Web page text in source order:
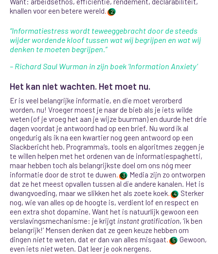
knallen voor een betere wereld. 2
“Informatiestress wordt teweeggebracht door de steeds
wijder wordende kloof tussen wat wij begrijpen en wat wij
denken te moeten begrijpen.”
– Richard Saul Wurman in zijn boek ‘Information Anxiety’
Het kan niet wachten. Het moet nu.
Er is veel belangrijke informatie, en die moet verorberd
worden, nu! Vroeger moest je naar de bieb als je iets wilde
weten (of je vroeg het aan je wijze buurman) en duurde het drie
dagen voordat je antwoord had op een brief. Nu word ik al
ongedurig als ik na een kwartier nog geen antwoord op een
Slackbericht heb. Programma’s, tools en algoritmes zeggen je
te willen helpen met het ordenen van de informatiespaghetti,
maar hebben toch als belangrijkste doel om ons nóg meer
informatie door de strot te duwen. 3
Media zijn zo ontworpen
dat ze het meest opvallen tussen al die andere kanalen. Het is
dwangvoeding, maar we slikken het als zoete koek. 4
Sterker
nog, wie van alles op de hoogte is, verdient lof en respect en
een extra shot dopamine. Want het is natuurlijk gewoon een
verslavingsmechanisme: je krijgt instant gratification, ‘ik ben
belangrijk!’ Mensen denken dat ze geen keuze hebben om
dingen niette weten, dat er dan van alles misgaat. 5 Gewoon,
even iets nietweten. Dat leer je ook nergens.